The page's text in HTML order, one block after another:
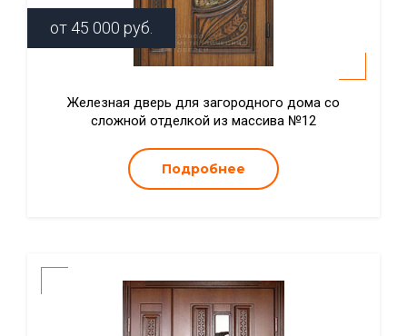
от 45 000 руб.
Железная дверь для загородного дома со
сложной отделкой из массива №12
Подробнее